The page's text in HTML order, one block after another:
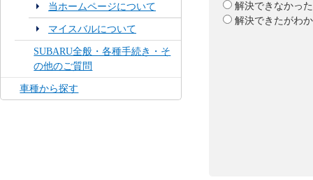
当ホームページについて
マイスバルについて
SUBARU全般・各種手続き・そ
の他のご質問
車種から探す
解決できなかった
解決できたがわ